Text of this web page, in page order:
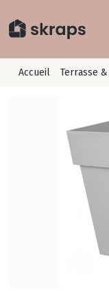
Accueil Terrasse &